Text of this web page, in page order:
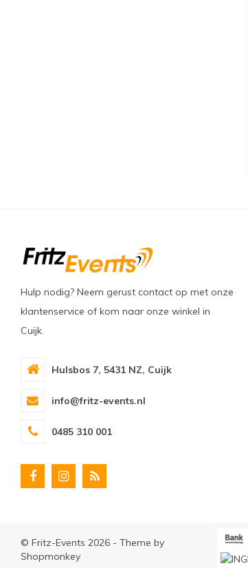
Hulp nodig? Neem gerust contact op met onze
klantenservice of kom naar onze winkel in
Cuijk.
Hulsbos 7, 5431 NZ, Cuijk
info@fritz-events.nl
0485 310 001
© Fritz-Events 2026 - Theme by
Shopmonkey